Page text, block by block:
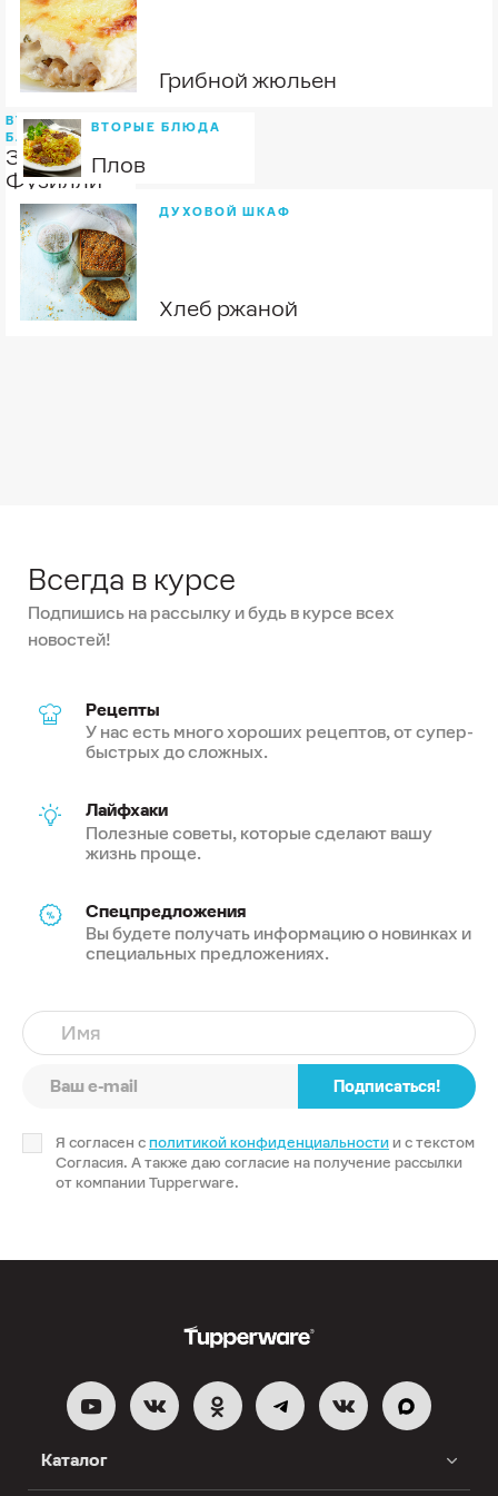
Грибной жюльен
ВТОРЫЕ
БЛЮДА
Запеченные
Фузилли
по-
итальянски
ВТОРЫЕ БЛЮДА
Плов
ДУХОВОЙ ШКАФ
Хлеб ржаной
Всегда в курсе
Подпишись на рассылку и будь в курсе всех
новостей!
Рецепты
У нас есть много хороших рецептов, от супер-
быстрых до сложных.
Лайфхаки
Полезные советы, которые сделают вашу
жизнь проще.
Спецпредложения
Вы будете получать информацию о новинках и
специальных предложениях.
Имя
Подписаться!
Я согласен с политикой конфиденциальности и с текстом
Согласия. А также даю согласие на получение рассылки
от компании Tupperware.
Каталог